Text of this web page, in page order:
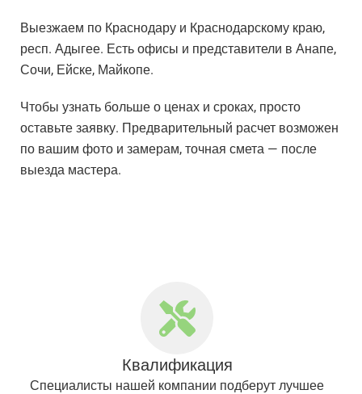
Выезжаем по Краснодару и Краснодарскому краю,
респ. Адыгее. Есть офисы и представители в Анапе,
Сочи, Ейске, Майкопе.
Чтобы узнать больше о ценах и сроках, просто
оставьте заявку. Предварительный расчет возможен
по вашим фото и замерам, точная смета — после
выезда мастера.
Квалификация
Специалисты нашей компании подберут лучшее